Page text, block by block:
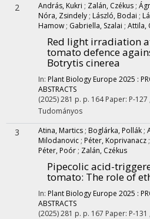
2 András, Kukri ; Zalán, Czékus ;
Nóra, Zsindely ; László, Bodai ;
Hamow ; Gabriella, Szalai ; Attila,
Red light irradiation
tomato defence
Botrytis cinerea
In: Plant Biology Europe 2025 :
ABSTRACTS
(2025)281 p. p. 164 Paper: P-127
Tudományos
3 Atina, Martics ; Boglárka, Pollák ;
Milodanovic ; Péter, Koprivanacz ;
Péter, Poór ; Zalán, Czékus
Pipecolic acid-
tomato: The role of
In: Plant Biology Europe 2025 :
ABSTRACTS
(2025)281 p. p. 167 Paper: P-131